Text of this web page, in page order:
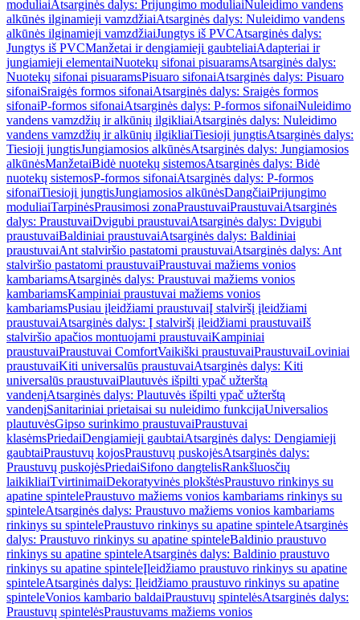
moduliaiAtsarginės dalys: Prijungimo moduliaiNuleidimo vandens
alkūnės ilginamieji vamzdžiaiAtsarginės dalys: Nuleidimo vandens
alkūnės ilginamieji vamzdžiaiJungtys iš PVCAtsarginės dalys:
Jungtys iš PVCManžetai ir dengiamieji gaubteliaiAdapteriai ir
jungiamieji elementaiNuotekų sifonai pisuaramsAtsarginės dalys:
Nuotekų sifonai pisuaramsPisuaro sifonaiAtsarginės dalys: Pisuaro
sifonaiSraigės formos sifonaiAtsarginės dalys: Sraigės formos
sifonaiP-formos sifonaiAtsarginės dalys: P-formos sifonaiNuleidimo
vandens vamzdžių ir alkūnių ilgikliaiAtsarginės dalys: Nuleidimo
vandens vamzdžių ir alkūnių ilgikliaiTiesioji jungtisAtsarginės dalys:
Tiesioji jungtisJungiamosios alkūnėsAtsarginės dalys: Jungiamosios
alkūnėsManžetaiBidė nuotekų sistemosAtsarginės dalys: Bidė
nuotekų sistemosP-formos sifonaiAtsarginės dalys: P-formos
sifonaiTiesioji jungtisJungiamosios alkūnėsDangčiaiPrijungimo
moduliaiTarpinėsPrausimosi zonaPraustuvaiPraustuvaiAtsarginės
dalys: PraustuvaiDvigubi praustuvaiAtsarginės dalys: Dvigubi
praustuvaiBaldiniai praustuvaiAtsarginės dalys: Baldiniai
praustuvaiAnt stalviršio pastatomi praustuvaiAtsarginės dalys: Ant
stalviršio pastatomi praustuvaiPraustuvai mažiems vonios
kambariamsAtsarginės dalys: Praustuvai mažiems vonios
kambariamsKampiniai praustuvai mažiems vonios
kambariamsPusiau įleidžiami praustuvaiĮ stalviršį įleidžiami
praustuvaiAtsarginės dalys: Į stalviršį įleidžiami praustuvaiIš
stalviršio apačios montuojami praustuvaiKampiniai
praustuvaiPraustuvai ComfortVaikiški praustuvaiPraustuvaiLoviniai
praustuvaiKiti universalūs praustuvaiAtsarginės dalys: Kiti
universalūs praustuvaiPlautuvės išpilti ypač užterštą
vandenįAtsarginės dalys: Plautuvės išpilti ypač užterštą
vandenįSanitariniai prietaisai su nuleidimo funkcijaUniversalios
plautuvėsGipso surinkimo praustuvaiPraustuvai
klasėmsPriedaiDengiamieji gaubtaiAtsarginės dalys: Dengiamieji
gaubtaiPraustuvų kojosPraustuvų puskojėsAtsarginės dalys:
Praustuvų puskojėsPriedaiSifono dangtelisRankšluosčių
laikikliaiTvirtinimaiDekoratyvinės plokštėsPraustuvo rinkinys su
apatine spintelePraustuvo mažiems vonios kambariams rinkinys su
spinteleAtsarginės dalys: Praustuvo mažiems vonios kambariams
rinkinys su spintelePraustuvo rinkinys su apatine spinteleAtsarginės
dalys: Praustuvo rinkinys su apatine spinteleBaldinio praustuvo
rinkinys su apatine spinteleAtsarginės dalys: Baldinio praustuvo
rinkinys su apatine spinteleĮleidžiamo praustuvo rinkinys su apatine
spinteleAtsarginės dalys: Įleidžiamo praustuvo rinkinys su apatine
spinteleVonios kambario baldaiPraustuvų spintelėsAtsarginės dalys:
Praustuvų spintelėsPraustuvams mažiems vonios